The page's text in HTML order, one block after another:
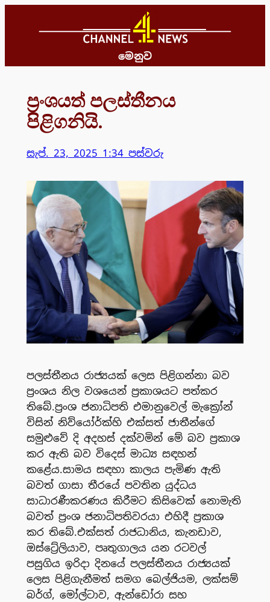
මෙනුව
ප්‍රංශයත් පලස්තීනය
පිළිගනියි.
සැප්. 23, 2025 1:34 පස්වරු
පලස්තීනය රාජ්‍යයක් ලෙස පිළිගන්නා බව
ප්‍රංශය නිල වශයෙන් ප්‍රකාශයට පත්කර
තිබේ.ප්‍රංශ ජනාධිපති එමානුවෙල් මැක්‍රෝන්
විසින් නිව්යෝර්ක්හි එක්සත් ජාතීන්ගේ
සමුළුවේ දි අදහස් දක්වමින් මේ බව ප්‍රකාශ
කර ඇති බව විදෙස් මාධ්‍ය සඳහන්
කළේය.සාමය සඳහා කාලය පැමිණ ඇති
බවත් ගාසා තීරයේ පවතින යුද්ධය
සාධාරණීකරණය කිරීමට කිසිවෙක් නොමැති
බවත් ප්‍රංශ ජනාධිපතිවරයා එහිදී ප්‍රකාශ
කර තිබේ.එක්සත් රාජධානිය, කැනඩාව,
ඔස්ට්‍රේලියාව, පෘතුගාලය යන රටවල්
පසුගිය ඉරිදා දිනයේ පලස්තීනය රාජ්‍යයක්
ලෙස පිළිගැනීමත් සමග බෙල්ජියම, ලක්සම්
බර්ග්, මෝල්ටාව, ඇන්ඩෝරා සහ